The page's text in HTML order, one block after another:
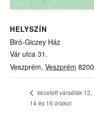
HELYSZÍN
Biró-Giczey Ház
Vár utca 31.
Veszprém, Veszprém 8200
Vezetett várséták 12,
14 és 16 órakor